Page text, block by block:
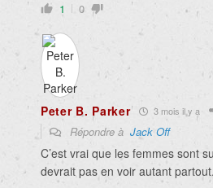
1 0
Peter B. Parker 3 mois il y a
Répondre à Jack Off
C’est vrai que les femmes sont
devrait pas en voir autant partout.